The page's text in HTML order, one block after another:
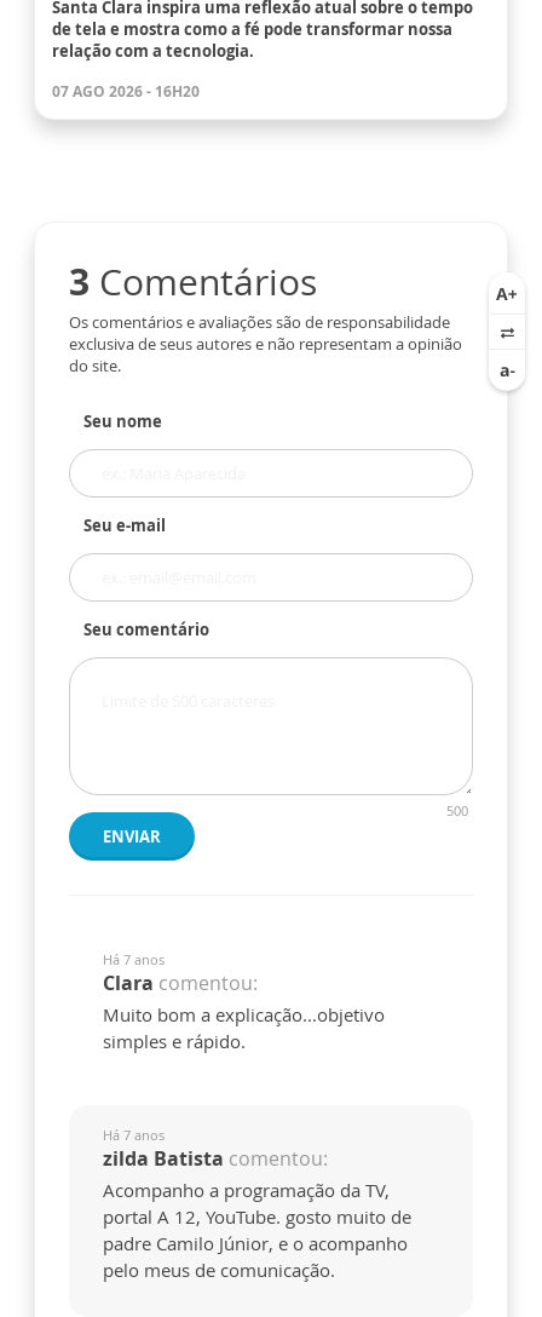
Santa Clara inspira uma reflexão atual sobre o tempo
de tela e mostra como a fé pode transformar nossa
relação com a tecnologia.
07 AGO 2026 - 16H20
3 Comentários
Os comentários e avaliações são de responsabilidade
exclusiva de seus autores e não representam a opinião
do site.
Seu nome
Seu e-mail
Seu comentário
500
ENVIAR
Há 7 anos
Clara comentou:
Muito bom a explicação...objetivo
simples e rápido.
Há 7 anos
zilda Batista comentou:
Acompanho a programação da TV,
portal A 12, YouTube. gosto muito de
padre Camilo Júnior, e o acompanho
pelo meus de comunicação.